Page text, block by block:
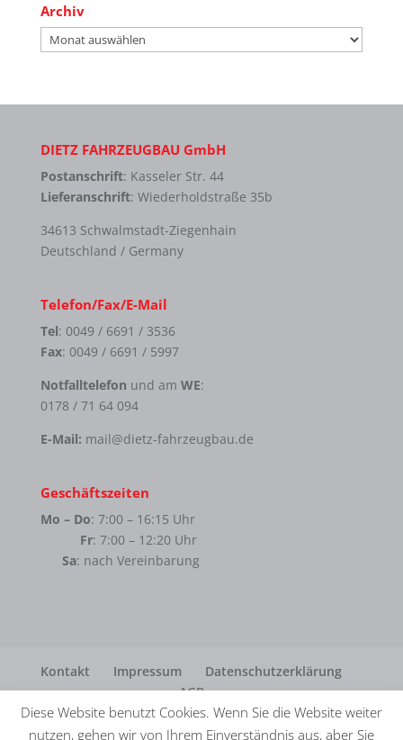
Archiv
Archiv
DIETZ FAHRZEUGBAU GmbH
Postanschrift: Kasseler Str. 44
Lieferanschrift: Wiederholdstraße 35b
34613 Schwalmstadt-Ziegenhain
Deutschland / Germany
Telefon/Fax/E-Mail
Tel: 0049 / 6691 / 3536
Fax: 0049 / 6691 / 5997
Notfalltelefon und am WE:
0178 / 71 64 094
E-Mail: mail@dietz-fahrzeugbau.de
Geschäftszeiten
Mo – Do: 7:00 – 16:15 Uhr
Fr: 7:00 – 12:20 Uhr
Sa: nach Vereinbarung
Kontakt Impressum
Datenschutzerklärung
AGB
Diese Website benutzt Cookies. Wenn Sie die Website weiter
nutzen, gehen wir von Ihrem Einverständnis aus, aber Sie